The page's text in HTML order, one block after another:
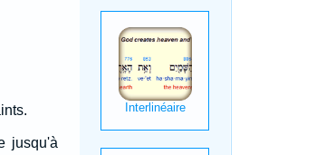
jusqu'à